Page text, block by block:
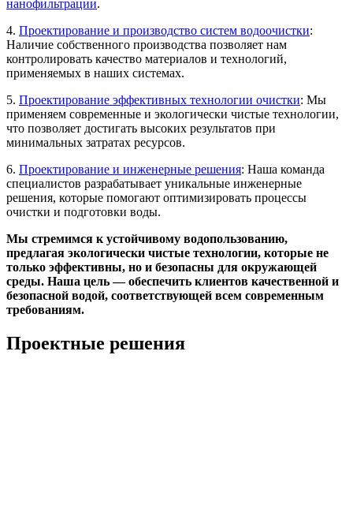
нанофильтрации.
4. Проектирование и производство систем водоочистки:
Наличие собственного производства позволяет нам
контролировать качество материалов и технологий,
применяемых в наших системах.
5. Проектирование эффективных технологии очистки: Мы
применяем современные и экологически чистые технологии,
что позволяет достигать высоких результатов при
минимальных затратах ресурсов.
6. Проектирование и инженерные решения: Наша команда
специалистов разрабатывает уникальные инженерные
решения, которые помогают оптимизировать процессы
очистки и подготовки воды.
Мы стремимся к устойчивому водопользованию,
предлагая экологически чистые технологии, которые не
только эффективны, но и безопасны для окружающей
среды. Наша цель — обеспечить клиентов качественной и
безопасной водой, соответствующей всем современным
требованиям.
Проектные решения